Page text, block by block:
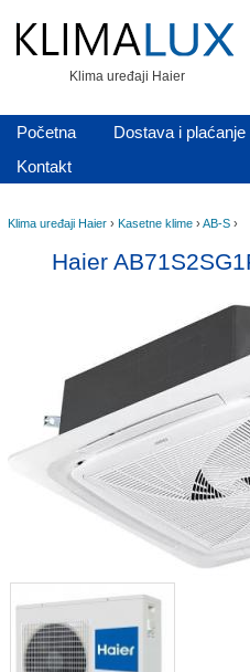
Klima uređaji Haier
Početna Dostava i plaćanje
Kontakt
Klima uređaji Haier › Kasetne klime ›AB-S ›
Haier